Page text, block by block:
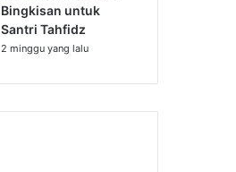
Bingkisan untuk
Santri Tahfidz
2 minggu yang lalu